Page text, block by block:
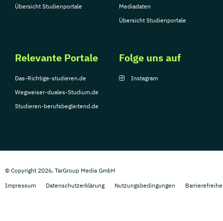
Übersicht Studienportale
Mediadaten
Übersicht Studienportale
Relevante Portale
Das-Richtige-studieren.de
Wegweiser-duales-Studium.de
Studieren-berufsbegleitend.de
Folge uns auf
Instagram
© Copyright 2026, TarGroup Media GmbH
Impressum
Datenschutzerklärung Nutzungsbedingungen